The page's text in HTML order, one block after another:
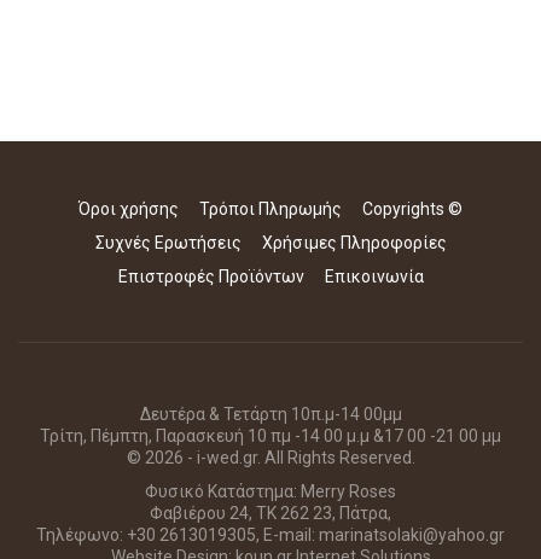
Όροι χρήσης Τρόποι Πληρωμής
Copyrights ©
Συχνές Ερωτήσεις
Χρήσιμες Πληροφορίες
Επιστροφές Προϊόντων
Επικοινωνία
Δευτέρα & Τετάρτη 10π.μ-14 00μμ
Τρίτη, Πέμπτη, Παρασκευή 10 πμ -14 00 μ.μ &17 00 -21 00 μμ
© 2026 - i-wed.gr. All Rights Reserved.
Φυσικό Κατάστημα: Merry Roses
Φαβιέρου 24, ΤΚ 262 23, Πάτρα,
Τηλέφωνο: +30 2613019305, E-mail: marinatsolaki@yahoo.gr